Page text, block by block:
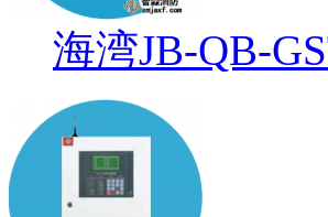
海湾JB-QB-